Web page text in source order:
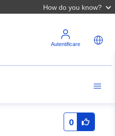
How do you know?
Autentificare
0